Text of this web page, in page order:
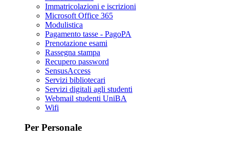
Immatricolazioni e iscrizioni
Microsoft Office 365
Modulistica
Pagamento tasse - PagoPA
Prenotazione esami
Rassegna stampa
Recupero password
SensusAccess
Servizi bibliotecari
Servizi digitali agli studenti
Webmail studenti UniBA
Wifi
Per Personale